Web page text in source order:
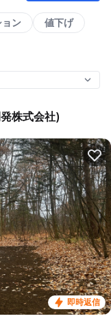
ョン
値下げ
株式会社)
即時返信